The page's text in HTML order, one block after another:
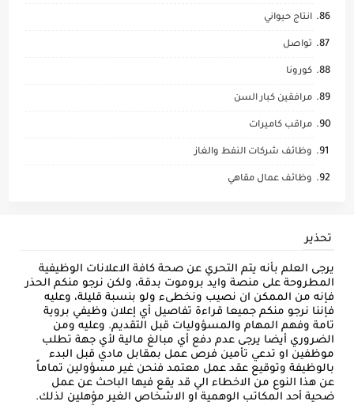
انتاج حيواني
تواصل
كورونا
مرافقين كبار السن
مراقب كاميرات
وظائف شركات النفط والغاز
وظائف عمال مقاهي
تحذير
يرجى العلم بأنه يتم التحري عن صحة كافة الاعلانات الوظيفية
المطروحة على منصة وايد بروموت بدقة، ولكن نرجو منكم الحذر
فإنه من الممكن ان نصيب ونخطىء ولو بنسبة قليلة، وعليه
فإننا نرجو منكم جميعا قراءة تفاصيل أي إعلان وظيفي بروية
تامة وفهم المهام والمسؤوليات قبل التقديم. وعليه ومن
الضروري أيضا يرجى عدم دفع أي مبالغ مالية لأي جهة تطلب
موظفين او تدعي تأمين فرص عمل بمقابل مادي قبل البدء
بالوظيفة وتوقيع عقد عمل معتمد فنحن غير مسؤولين تماماً
عن هذا النوع من الاخطاء الي قد يقع فيها الباحث عن عمل
ضحية أحد المكاتب الوهمية او الاشخاص الغير مؤهلين لذلك.